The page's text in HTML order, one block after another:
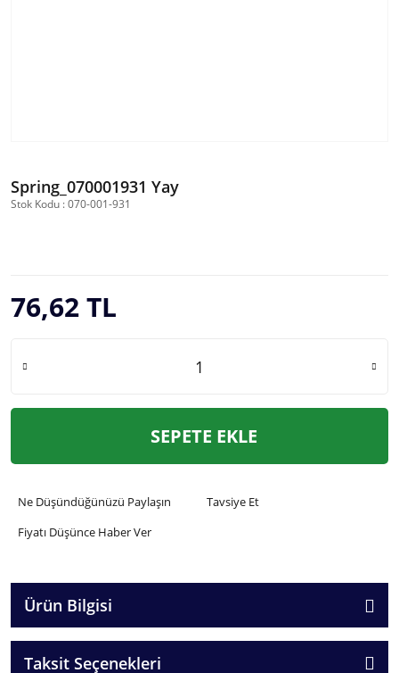
Spring_070001931 Yay
Stok Kodu : 070-001-931
76,62 TL
SEPETE EKLE
Ne Düşündüğünüzü Paylaşın
Tavsiye Et
Fiyatı Düşünce Haber Ver
Ürün Bilgisi
Taksit Seçenekleri